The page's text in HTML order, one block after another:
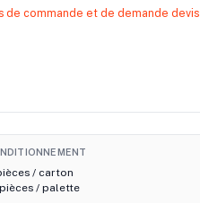
commande et de demande devis
/ carton
/ palette